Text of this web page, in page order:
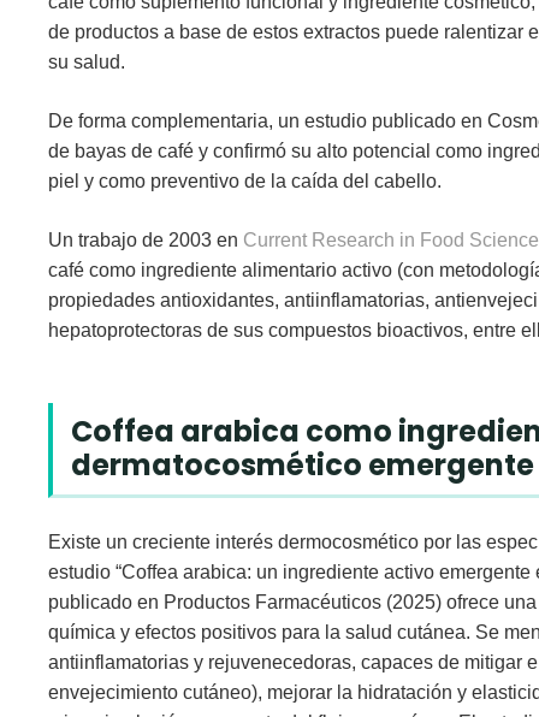
de productos a base de estos extractos puede ralentizar
su salud.
De forma complementaria, un estudio publicado en
de bayas de café y confirmó su alto potencial como
piel y como preventivo de la caída del cabello.
Un trabajo de 2003 en Current Research in Food Science
café como ingrediente alimentario activo (con
propiedades antioxidantes, antiinflamatorias,
hepatoprotectoras de sus compuestos bioactivos, entre
Coffea arabica como
dermatocosmético emergente
Existe un creciente interés dermocosmético por las
estudio “Coffea arabica: un ingrediente activo
publicado en Productos Farmacéuticos (2025) ofrece
química y efectos positivos para la salud cutánea. Se
antiinflamatorias y rejuvenecedoras, capaces de mitigar
envejecimiento cutáneo), mejorar la hidratación y